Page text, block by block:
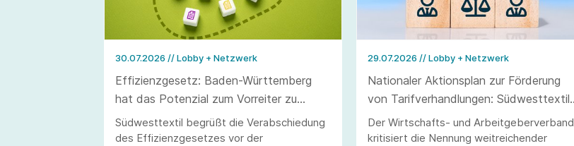
30.07.2026 // Lobby + Netzwerk
Effizienzgesetz: Baden-Württemberg
hat das Potenzial zum Vorreiter zu
werden
Südwesttextil begrüßt die Verabschiedung
des Effizienzgesetzes vor der
29.07.2026 // Lobby + Netzwerk
Nationaler Aktionsplan zur Förderung
von Tarifverhandlungen: Südwesttextil
warnt vor Eingriffen in Tarifautonomie
und Koalitionsfreiheit
Der Wirtschafts- und Arbeitgeberverband
kritisiert die Nennung weitreichender